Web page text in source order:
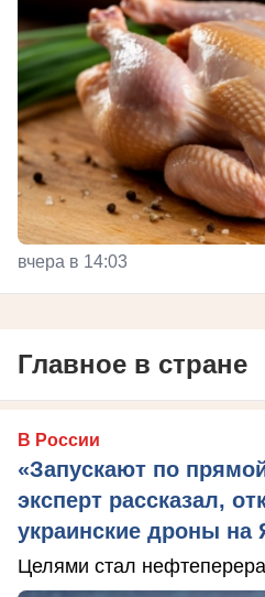
вчера в 14:03
Главное в стране
В России
«Запускают по
эксперт рассказал,
украинские дроны на
Целями стал